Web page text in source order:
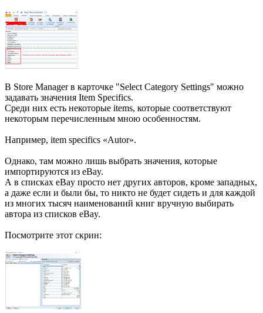
В Store Manager в карточке "Select Category Settings" можно
задавать значения Item Specifics.
Среди них есть некоторые items, которые соответствуют
некоторым перечисленным мною особенностям.
Например, item specifics «Autor».
Однако, там можно лишь выбрать значения, которые
импортируются из eBay.
А в списках eBay просто нет других авторов, кроме западных,
а даже если и были бы, то никто не будет сидеть и для каждой
из многих тысяч наименований книг вручную выбирать
автора из списков eBay.
Посмотрите этот скрин: